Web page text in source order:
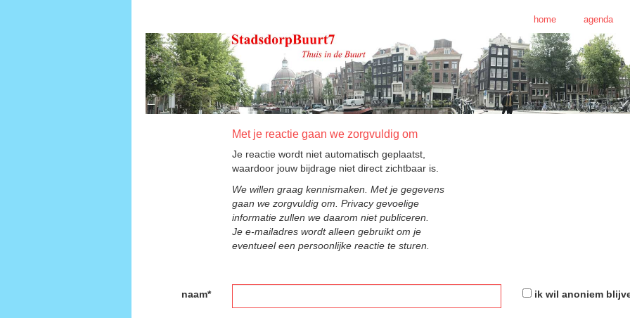
home agenda
Met je reactie gaan we zorgvuldig om
Je reactie wordt niet automatisch geplaatst,
waardoor jouw bijdrage niet direct zichtbaar is.
We willen graag kennismaken. Met je gegevens
gaan we zorgvuldig om. Privacy gevoelige
informatie zullen we daarom niet publiceren.
Je e-mailadres wordt alleen gebruikt om je
eventueel een persoonlijke reactie te sturen.
naam* ik wil anoniem